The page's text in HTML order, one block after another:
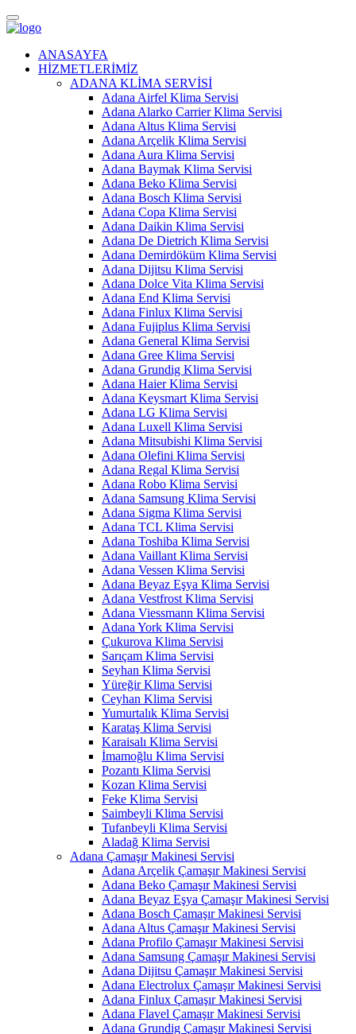
ANASAYFA
HİZMETLERİMİZ
ADANA KLİMA SERVİSİ
Adana Airfel Klima Servisi
Adana Alarko Carrier Klima Servisi
Adana Altus Klima Servisi
Adana Arçelik Klima Servisi
Adana Aura Klima Servisi
Adana Baymak Klima Servisi
Adana Beko Klima Servisi
Adana Bosch Klima Servisi
Adana Copa Klima Servisi
Adana Daikin Klima Servisi
Adana De Dietrich Klima Servisi
Adana Demirdöküm Klima Servisi
Adana Dijitsu Klima Servisi
Adana Dolce Vita Klima Servisi
Adana End Klima Servisi
Adana Finlux Klima Servisi
Adana Fujiplus Klima Servisi
Adana General Klima Servisi
Adana Gree Klima Servisi
Adana Grundig Klima Servisi
Adana Haier Klima Servisi
Adana Keysmart Klima Servisi
Adana LG Klima Servisi
Adana Luxell Klima Servisi
Adana Mitsubishi Klima Servisi
Adana Olefini Klima Servisi
Adana Regal Klima Servisi
Adana Robo Klima Servisi
Adana Samsung Klima Servisi
Adana Sigma Klima Servisi
Adana TCL Klima Servisi
Adana Toshiba Klima Servisi
Adana Vaillant Klima Servisi
Adana Vessen Klima Servisi
Adana Beyaz Eşya Klima Servisi
Adana Vestfrost Klima Servisi
Adana Viessmann Klima Servisi
Adana York Klima Servisi
Çukurova Klima Servisi
Sarıçam Klima Servisi
Seyhan Klima Servisi
Yüreğir Klima Servisi
Ceyhan Klima Servisi
Yumurtalık Klima Servisi
Karataş Klima Servisi
Karaisalı Klima Servisi
İmamoğlu Klima Servisi
Pozantı Klima Servisi
Kozan Klima Servisi
Feke Klima Servisi
Saimbeyli Klima Servisi
Tufanbeyli Klima Servisi
Aladağ Klima Servisi
Adana Çamaşır Makinesi Servisi
Adana Arçelik Çamaşır Makinesi Servisi
Adana Beko Çamaşır Makinesi Servisi
Adana Beyaz Eşya Çamaşır Makinesi Servisi
Adana Bosch Çamaşır Makinesi Servisi
Adana Altus Çamaşır Makinesi Servisi
Adana Profilo Çamaşır Makinesi Servisi
Adana Samsung Çamaşır Makinesi Servisi
Adana Dijitsu Çamaşır Makinesi Servisi
Adana Electrolux Çamaşır Makinesi Servisi
Adana Finlux Çamaşır Makinesi Servisi
Adana Flavel Çamaşır Makinesi Servisi
Adana Grundig Çamaşır Makinesi Servisi